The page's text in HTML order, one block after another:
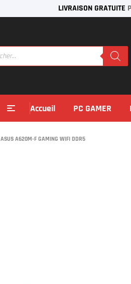
LIVRAISON GRATUITE
Accueil PC GAMER
ASUS A620M-F GAMING WIFI DDR5